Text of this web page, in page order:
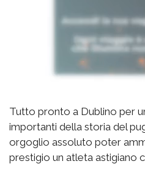
Tutto pronto a Dublino per
importanti della storia del
orgoglio assoluto poter
prestigio un atleta astigiano